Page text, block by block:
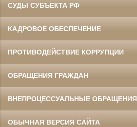
СУДЫ СУБЪЕКТА РФ
КАДРОВОЕ ОБЕСПЕЧЕНИЕ
ПРОТИВОДЕЙСТВИЕ КОРРУПЦИИ
ОБРАЩЕНИЯ ГРАЖДАН
ВНЕПРОЦЕССУАЛЬНЫЕ ОБРАЩЕНИЯ
ОБЫЧНАЯ ВЕРСИЯ САЙТА